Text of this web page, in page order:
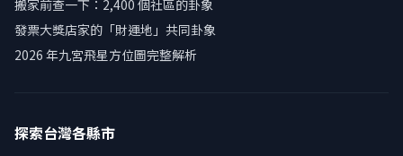
搬家前查一下：2,400 個社區的卦象
發票大獎店家的「財運地」共同卦象
2026 年九宮飛星方位圖完整解析
探索台灣各縣市